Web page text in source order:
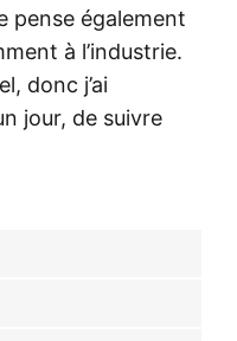
pense également
à l’industrie.
donc j’ai
jour, de suivre